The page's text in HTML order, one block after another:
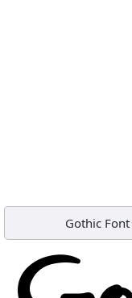
Gothic Font